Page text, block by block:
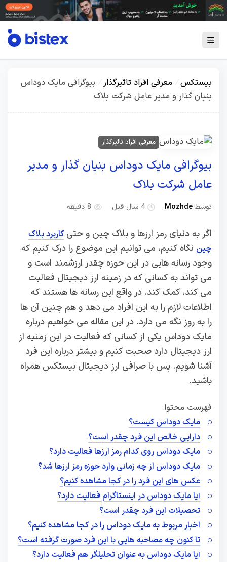
بیستکس معرفی افراد تاثیرگذار
بیوگرافی مایک دوداس
بنیان گذار و مدیر عامل شرکت بلاک
معرفی افراد تاثیرگذار
بیوگرافی مایک دوداس بنیان گذار و مدیر
عامل شرکت بلاک
توسط Mozhde 4 سال قبل 8 دقیقه
اگر به دنیای رمز ارزها و بلاک چین و حتیکاربرد بلاک
چین نگاه کنیم، می توانیم این موضوع را درک کنیم که
وجود رسانه هایی در این حوزه چقدر ارزشمند است و
می تواند به کسانی که در زمینه ارز دیجیتال فعالیت
می کند، کمک کند. در واقع این رسانه ها هستند که
اطلاعات لازم را به این افراد می دهد و هم چنین آن ها
را به روز نگه می دارد. در این مقاله می خواهیم درباره
مایک دوداس یکی از کسانی که فعالیت در این زمنیه از
ارز دیجیتال دارد صحبت کنیم و بیشتر درباره این فرد
آشنا شویم. پس با صرافی ارز دیجیتال بیستکس همراه
باشید.
فهرست محتوا
مایک دوداس کیست؟
دارایی خالص این فرد چقدر است؟
مایک دوداس روی کدام رمز ارزها فعالیت دارد؟
مایک دوداس از چه زمانی وارد حوزه رمز ارزها شد؟
عکس های این فرد را در کجا مشاهده کنیم؟
آیا مایک دوداس در اینستاگرام فعالیت دارد؟
تحصیلات این فرد چقدر است؟
اخبار مربوط به مایک دوداس را در کجا مشاهده کنیم؟
تا کنون چه مصاحبه هایی با این فرد صورت گرفته است؟
آیا مایک دوداس به عنوان تحلیلگر هم فعالیت دارد؟